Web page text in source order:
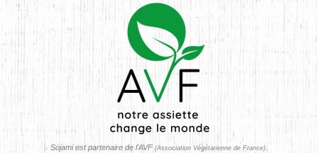
Sojami est partenaire de l’AVF (Association Végétarienne de France).